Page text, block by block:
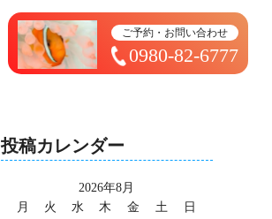
ご予約・お問い合わせ
0980-82-6777
トップページ ＞ 太造日記
投稿カレンダー
2026年8月
月
火 水 木 金 土
日